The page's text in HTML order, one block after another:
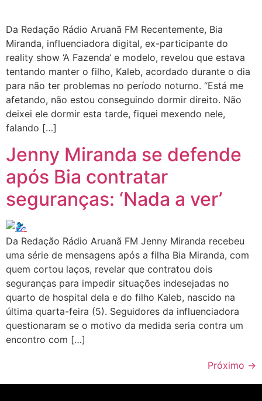
Da Redação Rádio Aruanã FM Recentemente, Bia
Miranda, influenciadora digital, ex-participante do
reality show ‘A Fazenda‘ e modelo, revelou que estava
tentando manter o filho, Kaleb, acordado durante o dia
para não ter problemas no período noturno. “Está me
afetando, não estou conseguindo dormir direito. Não
deixei ele dormir esta tarde, fiquei mexendo nele,
falando […]
Jenny Miranda se defende
após Bia contratar
seguranças: ‘Nada a ver’
Da Redação Rádio Aruanã FM Jenny Miranda recebeu
uma série de mensagens após a filha Bia Miranda, com
quem cortou laços, revelar que contratou dois
seguranças para impedir situações indesejadas no
quarto de hospital dela e do filho Kaleb, nascido na
última quarta-feira (5). Seguidores da influenciadora
questionaram se o motivo da medida seria contra um
encontro com […]
Próximo →